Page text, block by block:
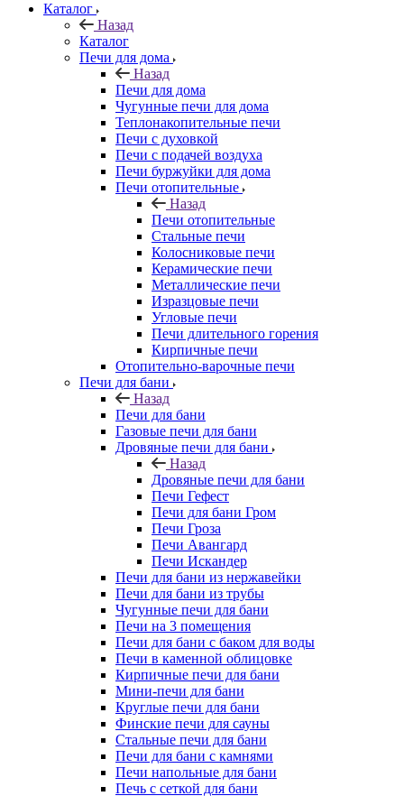
Каталог
Назад
Каталог
Печи для дома
Назад
Печи для дома
Чугунные печи для дома
Теплонакопительные печи
Печи с духовкой
Печи с подачей воздуха
Печи буржуйки для дома
Печи отопительные
Назад
Печи отопительные
Стальные печи
Колосниковые печи
Керамические печи
Металлические печи
Изразцовые печи
Угловые печи
Печи длительного горения
Кирпичные печи
Отопительно-варочные печи
Печи для бани
Назад
Печи для бани
Газовые печи для бани
Дровяные печи для бани
Назад
Дровяные печи для бани
Печи Гефест
Печи для бани Гром
Печи Гроза
Печи Авангард
Печи Искандер
Печи для бани из нержавейки
Печи для бани из трубы
Чугунные печи для бани
Печи на 3 помещения
Печи для бани с баком для воды
Печи в каменной облицовке
Кирпичные печи для бани
Мини-печи для бани
Круглые печи для бани
Финские печи для сауны
Стальные печи для бани
Печи для бани с камнями
Печи напольные для бани
Печь с сеткой для бани